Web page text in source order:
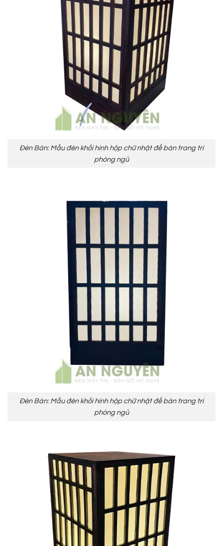
Đèn Bàn: Mẫu đèn khối hình hộp chữ nhật để bàn trang trí
phòng ngủ
Đèn Bàn: Mẫu đèn khối hình hộp chữ nhật để bàn trang trí
phòng ngủ